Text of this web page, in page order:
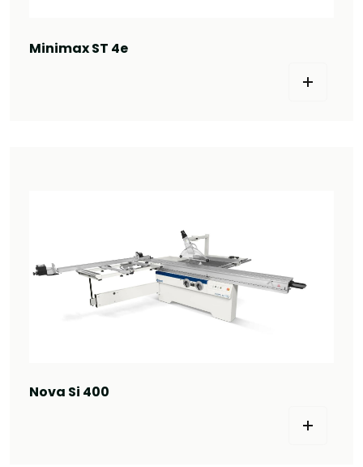
Minimax ST 4e
Nova Si 400